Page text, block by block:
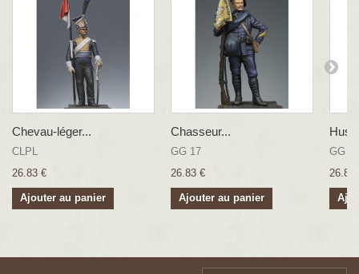
Chevau-léger...
CLPL
26.83 €
Ajouter au panier
Chasseur...
GG 17
26.83 €
Ajouter au panier
GG 21
26.83